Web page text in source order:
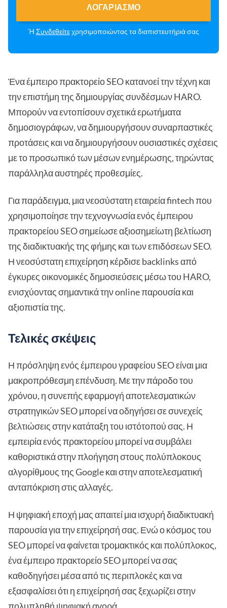
ΛΟΓΑΡΙΑΣΜΌ
Ή Συνδεθείτεχρησιμοποιώντας τα διαπιστευτήριά σας
Ένα έμπειρο πρακτορείο SEO κατανοεί την τέχνη και
την επιστήμη της δημιουργίας συνδέσμων HARO.
Μπορούν να εντοπίσουν σχετικά ερωτήματα
δημοσιογράφων, να δημιουργήσουν συναρπαστικές
προτάσεις και να δημιουργήσουν ουσιαστικές σχέσεις
με το προσωπικό των μέσων ενημέρωσης, τηρώντας
παράλληλα αυστηρές προθεσμίες.
Για παράδειγμα, μια νεοσύστατη εταιρεία fintech που
χρησιμοποίησε την τεχνογνωσία ενός έμπειρου
πρακτορείου SEO σημείωσε αξιοσημείωτη βελτίωση
της διαδικτυακής της φήμης και των επιδόσεων SEO.
Η νεοσύστατη επιχείρηση κέρδισε backlinks από
έγκυρες οικονομικές δημοσιεύσεις μέσω του HARO,
ενισχύοντας σημαντικά την online παρουσία και
αξιοπιστία της.
Τελικές σκέψεις
Η πρόσληψη ενός έμπειρου γραφείου SEO είναι μια
μακροπρόθεσμη επένδυση. Με την πάροδο του
χρόνου, η συνεπής εφαρμογή αποτελεσματικών
στρατηγικών SEO μπορεί να οδηγήσει σε συνεχείς
βελτιώσεις στην κατάταξη του ιστότοπού σας. Η
εμπειρία ενός πρακτορείου μπορεί να συμβάλει
καθοριστικά στην πλοήγηση στους πολύπλοκους
αλγορίθμους της Google και στην αποτελεσματική
ανταπόκριση στις αλλαγές.
Η ψηφιακή εποχή μας απαιτεί μια ισχυρή διαδικτυακή
παρουσία για την επιχείρησή σας. Ενώ ο κόσμος του
SEO μπορεί να φαίνεται τρομακτικός και πολύπλοκος,
ένα έμπειρο πρακτορείο SEO μπορεί να σας
καθοδηγήσει μέσα από τις περιπλοκές και να
εξασφαλίσει ότι η επιχείρησή σας ξεχωρίζει στην